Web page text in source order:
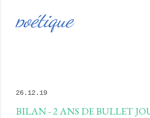
poétique
26.12.19
BILAN - 2 ANS DE BULLET